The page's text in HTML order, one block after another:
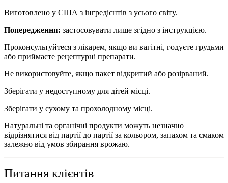
Виготовлено у США з інгредієнтів з усього світу.
Попередження: застосовувати лише згідно з інструкцією.
Проконсультуйтеся з лікарем, якщо ви вагітні, годуєте грудьми
або приймаєте рецептурні препарати.
Не використовуйте, якщо пакет відкритий або розірваний.
Зберігати у недоступному для дітей місці.
Зберігати у сухому та прохолодному місці.
Натуральні та органічні продукти можуть незначно
відрізнятися від партії до партії за кольором, запахом та смаком
залежно від умов збирання врожаю.
Питання клієнтів